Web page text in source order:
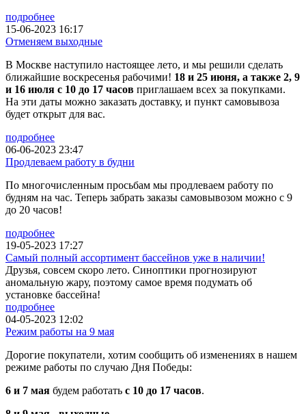
подробнее
15-06-2023 16:17
Отменяем выходные
В Москве наступило настоящее лето, и мы решили сделать
ближайшие воскресенья рабочими! 18 и 25 июня, а также 2, 9
и 16 июля с 10 до 17 часов приглашаем всех за покупками.
На эти даты можно заказать доставку, и пункт самовывоза
будет открыт для вас.
подробнее
06-06-2023 23:47
Продлеваем работу в будни
По многочисленным просьбам мы продлеваем работу по
будням на час. Теперь забрать заказы самовывозом можно с 9
до 20 часов!
подробнее
19-05-2023 17:27
Самый полный ассортимент бассейнов уже в наличии!
Друзья, совсем скоро лето. Синоптики прогнозируют
аномальную жару, поэтому самое время подумать об
установке бассейна!
подробнее
04-05-2023 12:02
Режим работы на 9 мая
Дорогие покупатели, хотим сообщить об изменениях в нашем
режиме работы по случаю Дня Победы:
6 и 7 мая будем работать с 10 до 17 часов.